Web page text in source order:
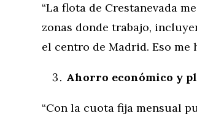
“La flota de Crestanevada
zonas donde trabajo,
el centro de Madrid. Eso me
Ahorro económico y
“Con la cuota fija mensual